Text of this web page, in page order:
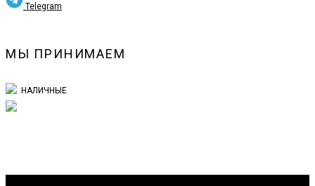
Telegram
МЫ ПРИНИМАЕМ
НАЛИЧНЫЕ